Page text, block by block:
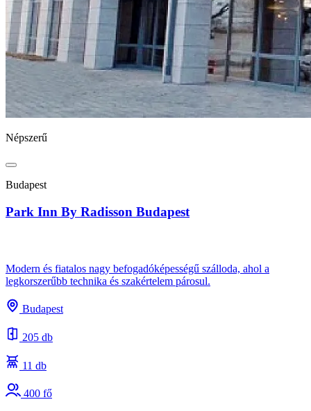
Népszerű
Budapest
Park Inn By Radisson Budapest
Modern és fiatalos nagy befogadóképességű szálloda, ahol a
legkorszerűbb technika és szakértelem párosul.
Budapest
205 db
11 db
400 fő